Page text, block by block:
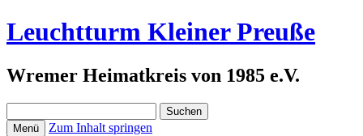
Leuchtturm Kleiner Preuße
Wremer Heimatkreis von 1985 e.V.
nach:
Menü Zum Inhalt springen